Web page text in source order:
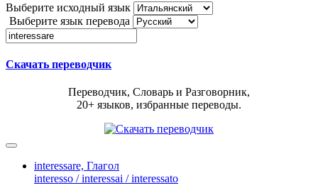
Выберите исходный язык
Выберите язык перевода
Скачать переводчик
Переводчик, Словарь и Разговорник,
20+ языков, избранные переводы.
interessare, Глагол
interesso / interessai / interessato